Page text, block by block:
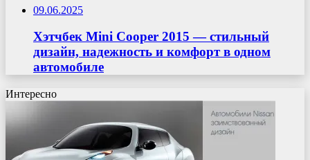
09.06.2025
Хэтчбек Mini Cooper 2015 — стильный
дизайн, надежность и комфорт в одном
автомобиле
Интересно